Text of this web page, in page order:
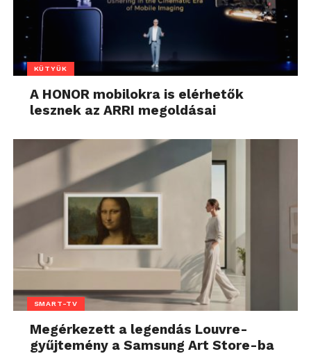
KÜTYÜK
A HONOR mobilokra is elérhetők
lesznek az ARRI megoldásai
SMART-TV
Megérkezett a legendás Louvre-
gyűjtemény a Samsung Art Store-ba